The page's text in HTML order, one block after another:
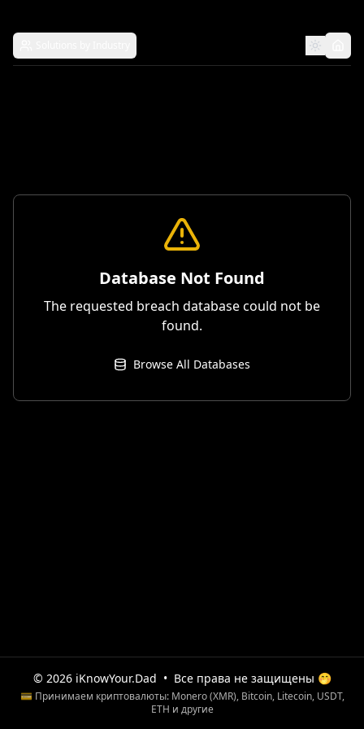
Database Not Found
The requested breach database could not be
found.
Browse All Databases
© 2026 iKnowYour.Dad • Все права не защищены 🤭
💳 Принимаем криптовалюты: Monero (XMR), Bitcoin, Litecoin, USDT,
ETH и другие